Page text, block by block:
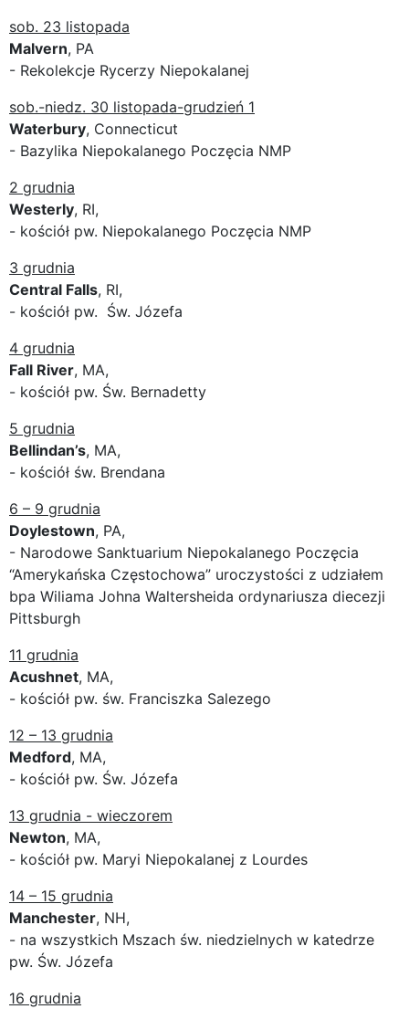
sob. 23 listopada
Malvern, PA
- Rekolekcje Rycerzy Niepokalanej
sob.-niedz. 30 listopada-grudzień 1
Waterbury, Connecticut
- Bazylika Niepokalanego Poczęcia NMP
2 grudnia
Westerly, RI,
- kościół pw. Niepokalanego Poczęcia NMP
3 grudnia
Central Falls, RI,
- kościół pw. Św. Józefa
4 grudnia
Fall River, MA,
- kościół pw. Św. Bernadetty
5 grudnia
Bellindan’s, MA,
- kościół św. Brendana
6 – 9 grudnia
Doylestown, PA,
- Narodowe Sanktuarium Niepokalanego Poczęcia
“Amerykańska Częstochowa” uroczystości z udziałem
bpa Wiliama Johna Waltersheida ordynariusza diecezji
Pittsburgh
11 grudnia
Acushnet, MA,
- kościół pw. św. Franciszka Salezego
12 – 13 grudnia
Medford, MA,
- kościół pw. Św. Józefa
13 grudnia - wieczorem
Newton, MA,
- kościół pw. Maryi Niepokalanej z Lourdes
14 – 15 grudnia
Manchester, NH,
- na wszystkich Mszach św. niedzielnych w katedrze
pw. Św. Józefa
16 grudnia